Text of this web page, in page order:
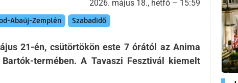
2026. május 18., hétfő – 15:59
Abaúj-Zemplén Szabadidő
21-én, csütörtökön este 7 órától az Anima
termében. A Tavaszi Fesztivál kiemelt